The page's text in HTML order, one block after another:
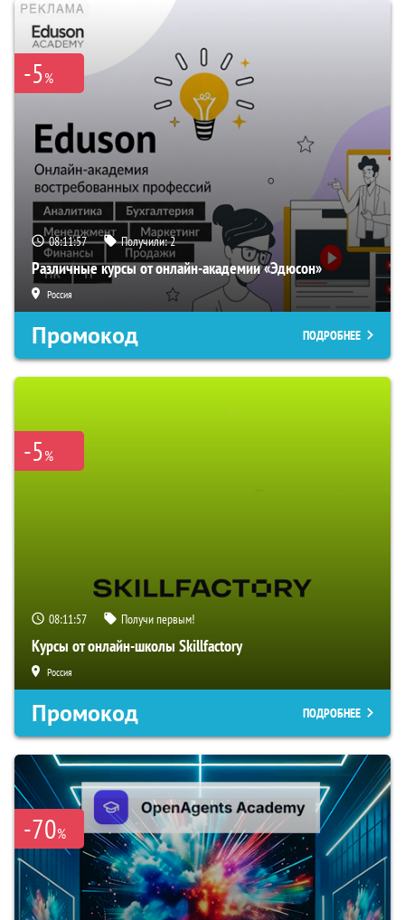
-5%
08:11:56 Получили:2
Различные курсы от онлайн-академии «Эдюсон»
Россия
Промокод ПОДРОБНЕЕ
-5%
08:11:56 Получи первым!
Курсы от онлайн-школы Skillfactory
Россия
Промокод ПОДРОБНЕЕ
-70%